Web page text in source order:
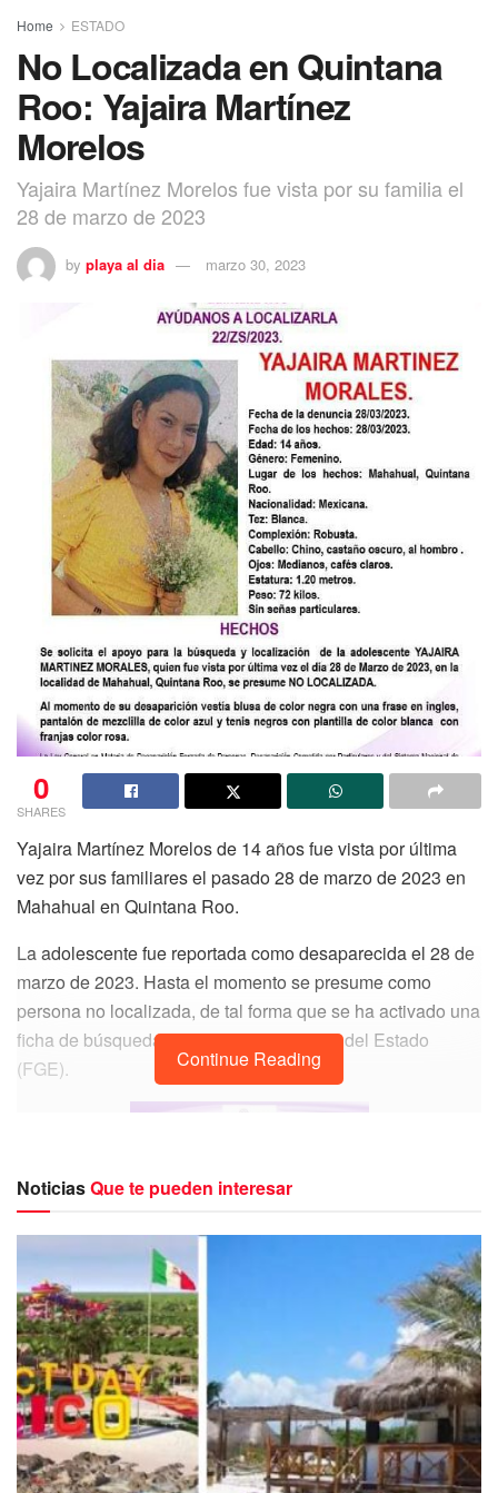
Home ESTADO
No Localizada en Quintana
Roo: Yajaira Martínez
Morelos
Yajaira Martínez Morelos fue vista por su familia el
28 de marzo de 2023
by playa al dia marzo 30, 2023
0
SHARES
Yajaira Martínez Morelos de 14 años fue vista por última
vez por sus familiares el pasado 28 de marzo de 2023 en
Mahahual en Quintana Roo.
La adolescente fue reportada como desaparecida el 28 de
marzo de 2023. Hasta el momento se presume como
persona no localizada, de tal forma que se ha activado una
ficha de búsqueda en la Fiscalía General del Estado
(FGE).
La menor es de complexión es robusta, tez blanca, tiene
Continue Reading
NoticiasQue te pueden interesar